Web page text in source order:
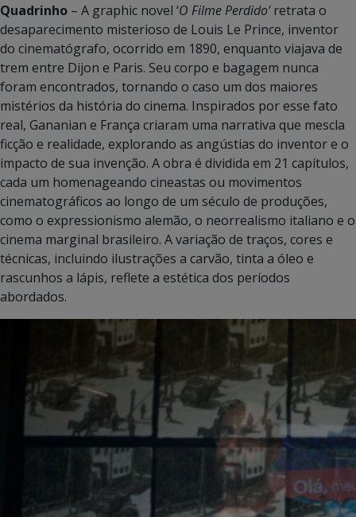
Quadrinho – A graphic novel ‘O Filme Perdido’retrata o
desaparecimento misterioso de Louis Le Prince, inventor
do cinematógrafo, ocorrido em 1890, enquanto viajava de
trem entre Dijon e Paris. Seu corpo e bagagem nunca
foram encontrados, tornando o caso um dos maiores
mistérios da história do cinema. Inspirados por esse fato
real, Gananian e França criaram uma narrativa que mescla
ficção e realidade, explorando as angústias do inventor e o
impacto de sua invenção. A obra é dividida em 21 capítulos,
cada um homenageando cineastas ou movimentos
cinematográficos ao longo de um século de produções,
como o expressionismo alemão, o neorrealismo italiano e o
cinema marginal brasileiro. A variação de traços, cores e
técnicas, incluindo ilustrações a carvão, tinta a óleo e
rascunhos a lápis, reflete a estética dos períodos
abordados.